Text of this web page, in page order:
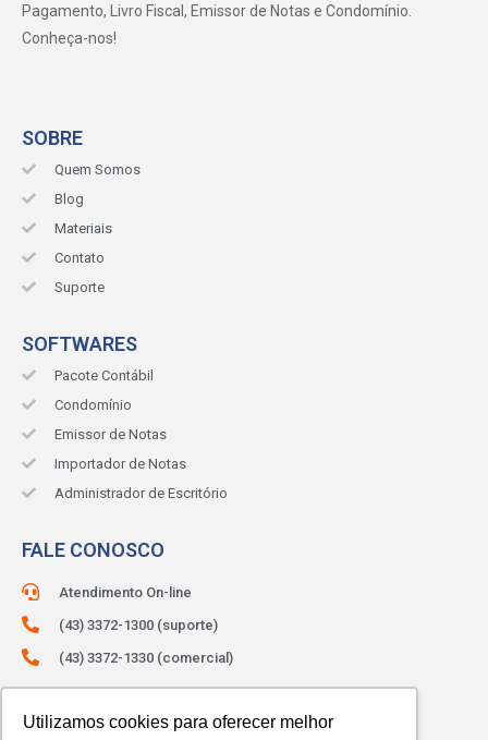
Utilizamos cookies para oferecer melhor
Pagamento, Livro Fiscal, Emissor de Notas e Condomínio.
Conheça-nos!
SOBRE
Quem Somos
Blog
Materiais
Contato
Suporte
SOFTWARES
Pacote Contábil
Condomínio
Emissor de Notas
Importador de Notas
Administrador de Escritório
FALE CONOSCO
Atendimento On-line
(43) 3372-1300 (suporte)
(43) 3372-1330 (comercial)
Das 8h às 12h e das 13h às 18h.